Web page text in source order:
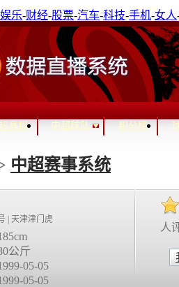
娱乐-财经-股票-汽车-科技-手机-女人
赛程 中超球队 积分榜
中超赛事系统
| 天津津门虎
公斤
05-05
05-05
人